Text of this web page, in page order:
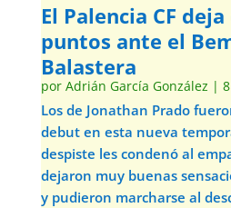
El Palencia CF
puntos ante el
Balastera
por Adrián García González |
Los de Jonathan Prado
debut en esta nueva
despiste les condenó al
dejaron muy buenas
y pudieron marcharse al